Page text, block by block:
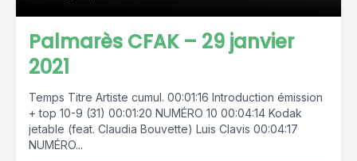
Palmarès CFAK – 29 janvier
2021
Temps Titre Artiste cumul. 00:01:16 Introduction émission
+ top 10-9 (31) 00:01:20 NUMÉRO 10 00:04:14 Kodak
jetable (feat. Claudia Bouvette) Luis Clavis 00:04:17
NUMÉRO...